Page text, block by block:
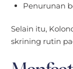
Penurunan
Selain itu,
skrining rutin